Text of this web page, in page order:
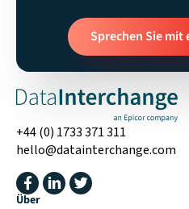
Sprechen Sie mit
+44 (0) 1733 371 311
hello@datainterchange.com
Über